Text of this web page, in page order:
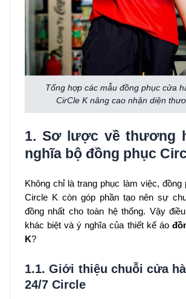
Tổng hợp các mẫu đồng phục cửa
CirCle K nâng cao nhận diện
1. Sơ lược về thương
nghĩa bộ đồng phục
Không chỉ là trang phục làm việc, đồng
Circle K còn góp phần tạo nên sự
đồng nhất cho toàn hệ thống. Vậy
khác biệt và ý nghĩa của thiết kế áo
K?
1.1. Giới thiệu chuỗi cửa
24/7 Circle